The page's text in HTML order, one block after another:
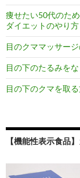
痩せたい50代のた
ダイエットのやり方
目のクママッサー
目の下のたるみを
目の下のクマを取
【機能性表示食品